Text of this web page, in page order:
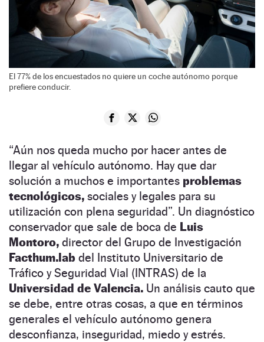
El 77% de los encuestados no quiere un coche autónomo porque
prefiere conducir.
“Aún nos queda mucho por hacer antes de
llegar al vehículo autónomo. Hay que dar
solución a muchos e importantes problemas
tecnológicos, sociales y legales para su
utilización con plena seguridad”. Un diagnóstico
conservador que sale de boca de Luis
Montoro, director del Grupo de Investigación
Facthum.lab del Instituto Universitario de
Tráfico y Seguridad Vial (INTRAS) de la
Universidad de Valencia. Un análisis cauto que
se debe, entre otras cosas, a que en términos
generales el vehículo autónomo genera
desconfianza, inseguridad, miedo y estrés.